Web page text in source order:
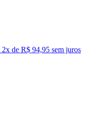
2x de R$ 94,95 sem juros